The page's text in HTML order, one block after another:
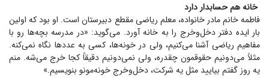
خانه هم حسابدار دارد
فاطمه خانم مادر خانواده، معلم ریاضی مقطع دبیرستان است. او بود که اولین
بار ایده دفتر دخل‌وخرج را به خانه آورد. می‌گوید: «در مدرسه بچه‌ها رو با
مفاهیم ریاضی آشنا می‌کنیم، ولی در خونه‌ها، کسی به عدد‌ها نگاه نمی‌کنه.
مثلاً می‌دونیم حقوقمون چقدره، ولی نمی‌دونیم دقیقاً کجا خرج می‌شه. منم
یه روز گفتم بیایید مثل یه شرکت، دخل‌وخرج خونه‌مونو بنویسیم.»